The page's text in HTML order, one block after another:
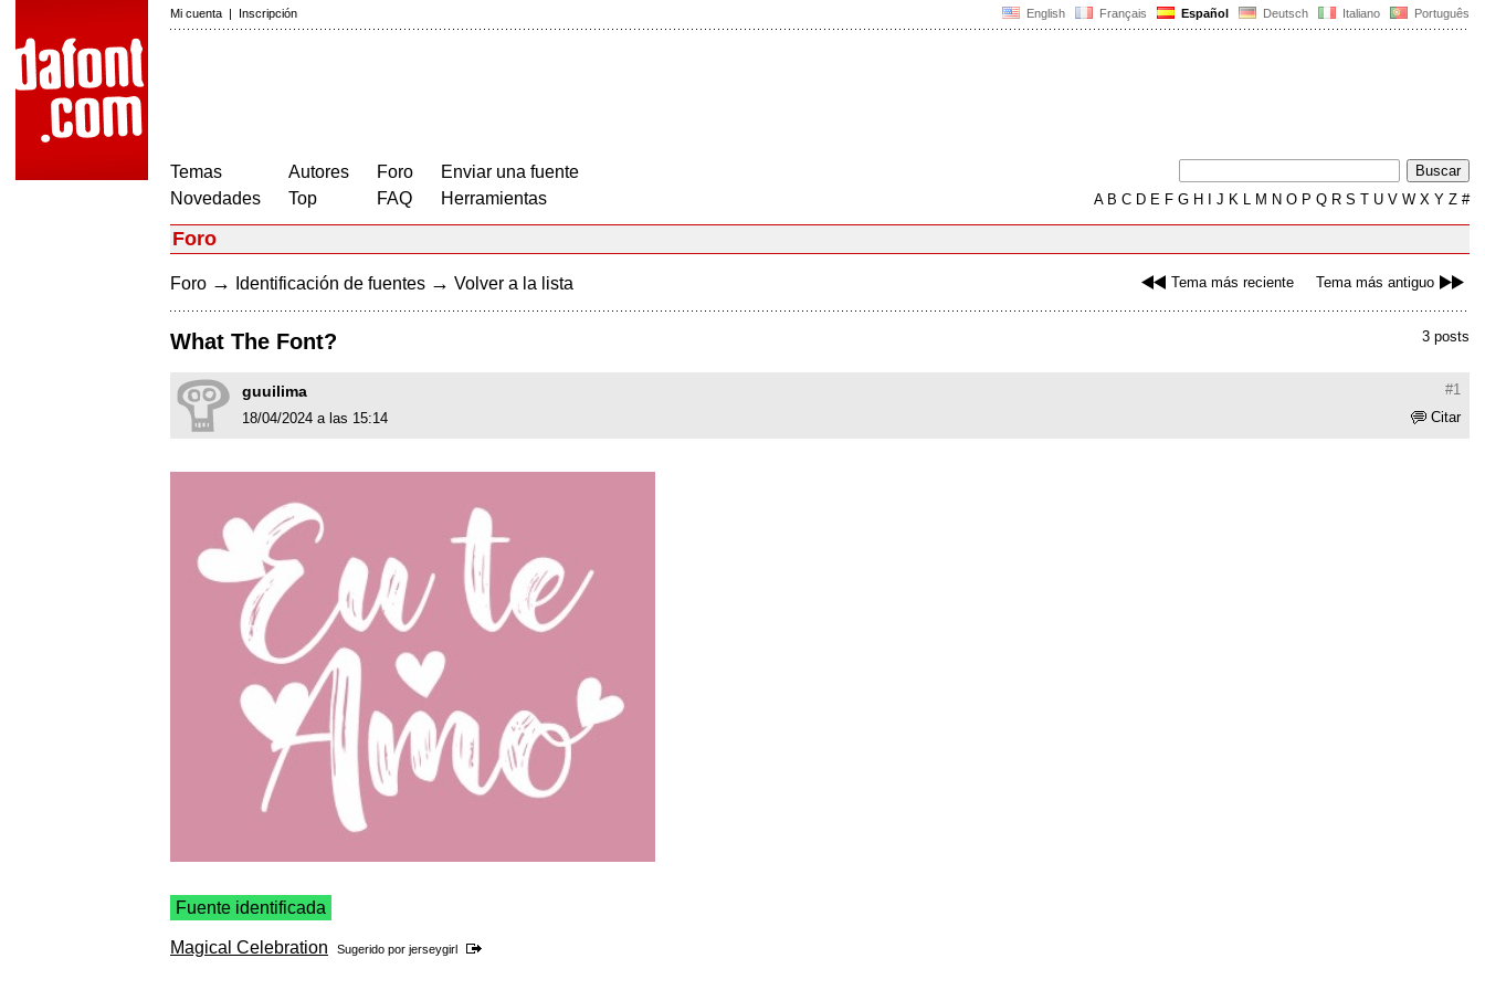
English Français Español Deutsch Italiano Português
Mi cuenta | Inscripción
Temas
Novedades
Autores
Top
Foro
FAQ
Enviar una fuente
Herramientas
AB C D E F G H J K L M N O P Q R S T U V W X Y Z #
Foro
Tema más reciente Tema más antiguo
Foro → Identificación de fuentes → Volver a la lista
3 posts
What The Font?
#1
guuilima
Citar
18/04/2024 a las 15:14
Fuente identificada
Magical Celebration Sugerido por jerseygirl